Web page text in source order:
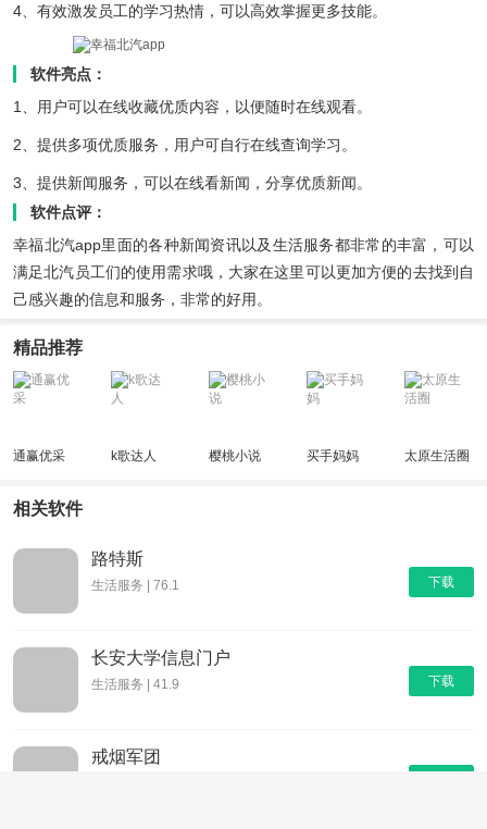
4、有效激发员工的学习热情，可以高效掌握更多技能。
软件亮点：
1、用户可以在线收藏优质内容，以便随时在线观看。
2、提供多项优质服务，用户可自行在线查询学习。
3、提供新闻服务，可以在线看新闻，分享优质新闻。
软件点评：
幸福北汽app里面的各种新闻资讯以及生活服务都非常的丰富，可以
满足北汽员工们的使用需求哦，大家在这里可以更加方便的去找到自
己感兴趣的信息和服务，非常的好用。
精品推荐
通赢优采 k歌达人 樱桃小说 买手妈妈 太原生活圈
相关软件
下载
路特斯
生活服务 | 76.1
下载
长安大学信息门户
生活服务 | 41.9
戒烟军团